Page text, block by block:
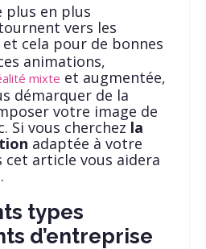
plus en plus
vers les
et cela pour de bonnes
animations,
mixte et augmentée,
démarquer de la
votre image de
Si vous cherchez la
adaptée à votre
cet article vous aidera
types
d’entreprise